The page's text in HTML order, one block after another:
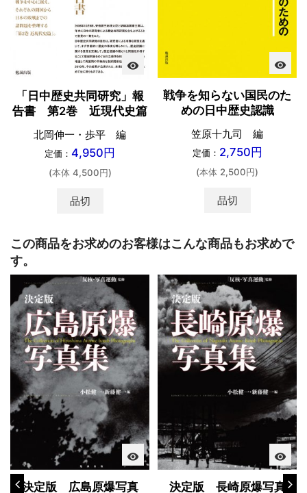
visibility
「日中歴史共同研究」報
告書 第2巻 近現代史篇
北岡伸一・歩平 編
定価： 4,950円
(本体 4,500円)
品切
visibility
戦争を知らない国民のた
めの日中歴史認識
笠原十九司 編
定価： 2,750円
(本体 2,500円)
品切
この商品をお求めのお客様はこんな商品もお求めで
す。
visibility
決定版 広島原爆写真
visibility
決定版 長崎原爆写真